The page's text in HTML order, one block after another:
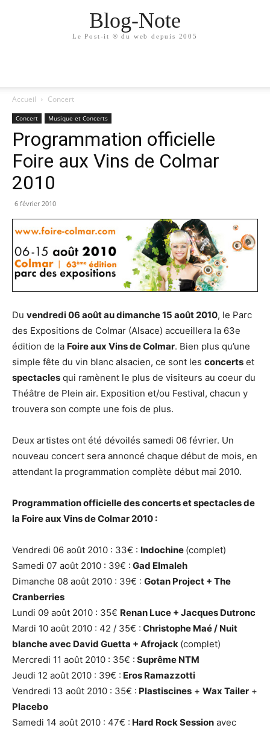
Blog-Note
Le Post-it ® du web depuis 2005
Accueil Concert
Concert Musique et Concerts
Programmation officielle
Foire aux Vins de Colmar
2010
6 février 2010
Du vendredi 06 août au dimanche 15 août 2010, le Parc
des Expositions de Colmar (Alsace) accueillera la 63e
édition de la Foire aux Vins de Colmar. Bien plus qu’une
simple fête du vin blanc alsacien, ce sont les concerts et
spectacles qui ramènent le plus de visiteurs au coeur du
Théâtre de Plein air. Exposition et/ou Festival, chacun y
trouvera son compte une fois de plus.
Deux artistes ont été dévoilés samedi 06 février. Un
nouveau concert sera annoncé chaque début de mois, en
attendant la programmation complète début mai 2010.
Programmation officielle des concerts et spectacles de
la Foire aux Vins de Colmar 2010 :
Vendredi 06 août 2010 : 33€ : Indochine (complet)
Samedi 07 août 2010 : 39€ : Gad Elmaleh
Dimanche 08 août 2010 : 39€ : Gotan Project + The
Cranberries
Lundi 09 août 2010 : 35€ Renan Luce + Jacques Dutronc
Mardi 10 août 2010 : 42 / 35€ : Christophe Maé / Nuit
blanche avec David Guetta + Afrojack (complet)
Mercredi 11 août 2010 : 35€ : Suprême NTM
Jeudi 12 août 2010 : 39€ : Eros Ramazzotti
Vendredi 13 août 2010 : 35€ : Plastiscines + Wax Tailer +
Placebo
Samedi 14 août 2010 : 47€ : Hard Rock Session avec